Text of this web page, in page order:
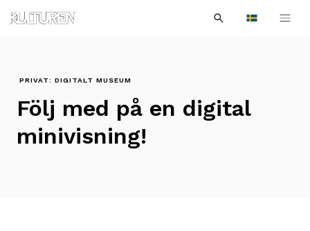
navigationen
innehållet
Languages
efter:
Sök
PRIVAT: DIGITALT MUSEUM
Följ med på en digital
minivisning!